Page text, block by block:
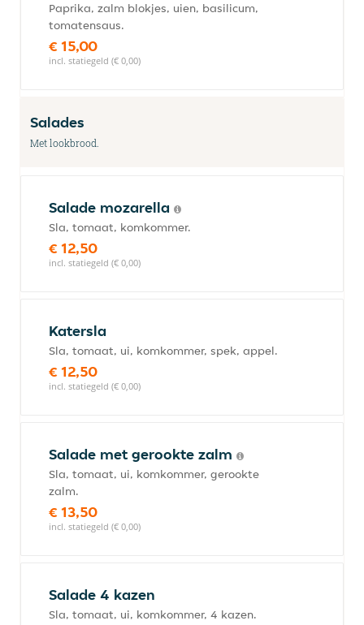
Paprika, zalm blokjes, uien, basilicum,
tomatensaus.
€ 15,00
incl. statiegeld (€ 0,00)
Salades
Met lookbrood.
Salade mozarella
Sla, tomaat, komkommer.
€ 12,50
incl. statiegeld (€ 0,00)
Katersla
Sla, tomaat, ui, komkommer, spek, appel.
€ 12,50
incl. statiegeld (€ 0,00)
Salade met gerookte zalm
Sla, tomaat, ui, komkommer, gerookte
zalm.
€ 13,50
incl. statiegeld (€ 0,00)
Salade 4 kazen
Sla, tomaat, ui, komkommer, 4 kazen.